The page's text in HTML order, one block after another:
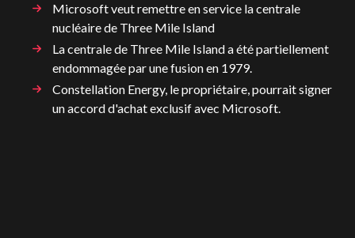
Microsoft veut remettre en service la centrale
nucléaire de Three Mile Island
La centrale de Three Mile Island a été partiellement
endommagée par une fusion en 1979.
Constellation Energy, le propriétaire, pourrait signer
un accord d'achat exclusif avec Microsoft.